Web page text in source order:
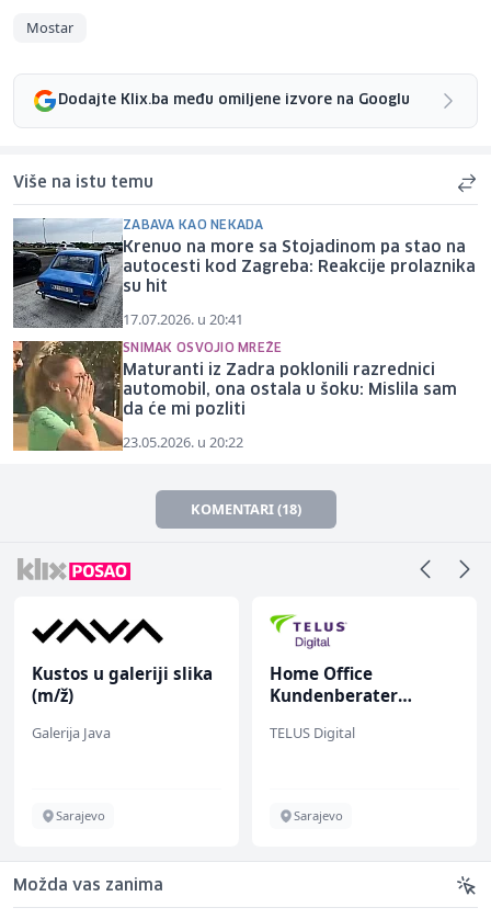
Mostar
Dodajte Klix.ba među omiljene izvore na Googlu
Više na istu temu
ZABAVA KAO NEKADA
Krenuo na more sa Stojadinom pa stao na
autocesti kod Zagreba: Reakcije prolaznika
su hit
17.07.2026. u 20:41
SNIMAK OSVOJIO MREŽE
Maturanti iz Zadra poklonili razrednici
automobil, ona ostala u šoku: Mislila sam
da će mi pozliti
23.05.2026. u 20:22
KOMENTARI (18)
Kustos u galeriji slika
(m/ž)
Galerija Java
Sarajevo
Home Office
Kundenberater
TELUS Digital
Sarajevo
Možda vas zanima